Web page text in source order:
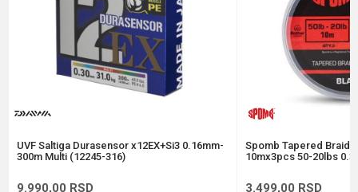
Anti-spam zaštita - izračunajte koliko je 9 - 4 :
POŠALJI
UVF Saltiga Durasensor x12EX+Si3 0.16mm-
300m Multi (12245-316)
9.990,00 RSD
Spomb Tapered
10mx3pcs 50-20lbs
3.499,00 RSD